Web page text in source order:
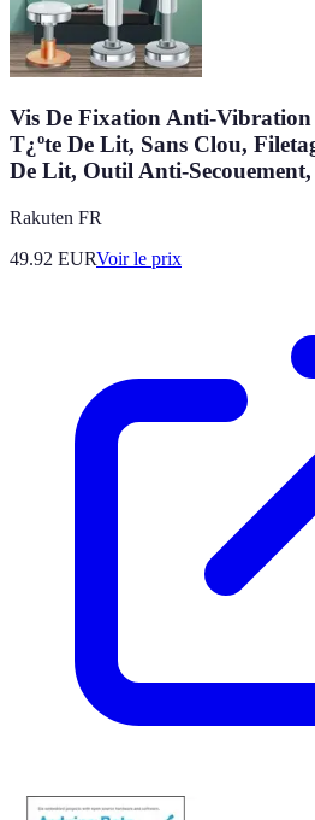
Vis De Fixation Anti-
T¿ºte De Lit, Sans Clou,
De Lit, Outil Anti-
Rakuten FR
49.92 EURVoir le prix